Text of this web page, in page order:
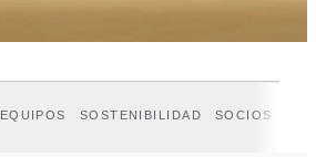
EQUIPOS SOSTENIBILIDAD SOCIOS